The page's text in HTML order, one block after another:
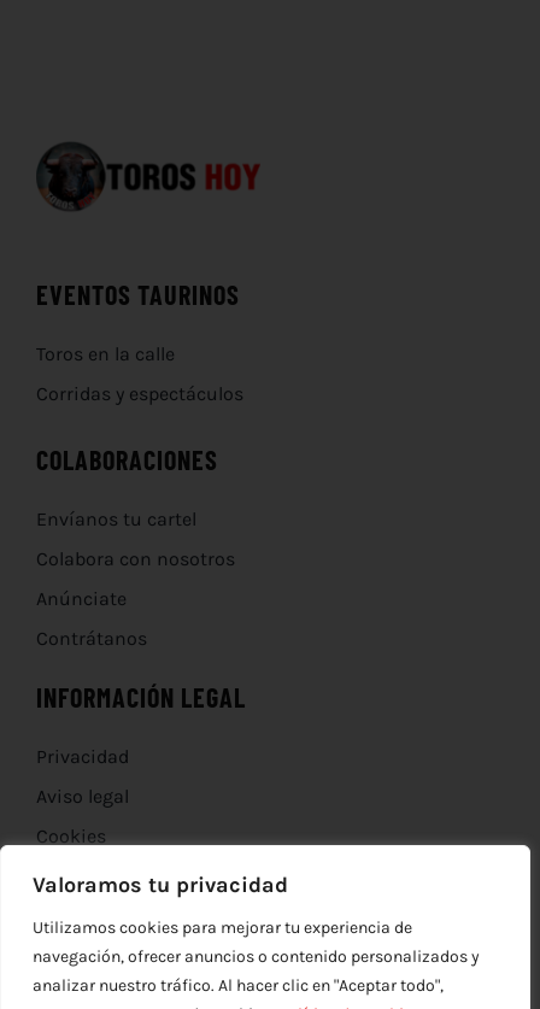
Valoramos tu privacidad
Utilizamos cookies para mejorar tu experiencia de
navegación, ofrecer anuncios o contenido personalizados y
analizar nuestro tráfico. Al hacer clic en "Aceptar todo",
EVENTOS TAURINOS
Toros en la calle
Corridas y espectáculos
COLABORACIONES
Envíanos tu cartel
Colabora con nosotros
Anúnciate
Contrátanos
INFORMACIÓN LEGAL
Privacidad
Aviso legal
Cookies
Devoluciones